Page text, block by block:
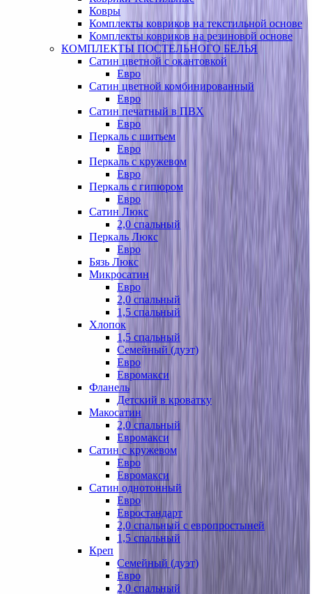
Ковры
Комплекты ковриков на текстильной основе
Комплекты ковриков на резиновой основе
КОМПЛЕКТЫ ПОСТЕЛЬНОГО БЕЛЬЯ
Сатин цветной с окантовкой
Евро
Сатин цветной комбинированный
Евро
Сатин печатный в ПВХ
Евро
Перкаль с шитьем
Евро
Перкаль с кружевом
Евро
Перкаль с гипюром
Евро
Сатин Люкс
2,0 спальный
Перкаль Люкс
Евро
Бязь Люкс
Микросатин
Евро
2,0 спальный
1,5 спальный
Хлопок
1,5 спальный
Семейный (дуэт)
Евро
Евромакси
Фланель
Детский в кроватку
Макосатин
2,0 спальный
Евромакси
Сатин с кружевом
Евро
Евромакси
Сатин однотонный
Евро
Евростандарт
2,0 спальный с европростыней
1,5 спальный
Креп
Семейный (дуэт)
Евро
2,0 спальный